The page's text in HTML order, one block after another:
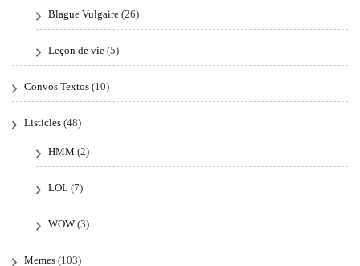
Blague Vulgaire (26)
Leçon de vie (5)
Convos Textos (10)
Listicles (48)
HMM (2)
LOL (7)
WOW (3)
Memes (103)